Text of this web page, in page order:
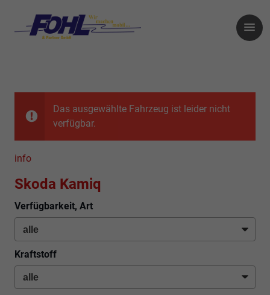
Das ausgewählte Fahrzeug ist leider nicht
verfügbar.
info
Skoda Kamiq
Verfügbarkeit, Art
Kraftstoff